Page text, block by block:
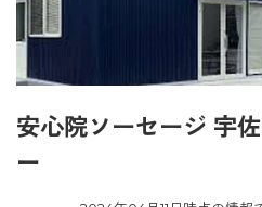
安心院ソーセージ 宇
ー